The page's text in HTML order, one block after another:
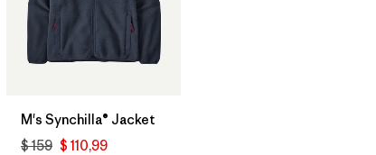
M's Synchilla® Jacket
$ 159 $ 110,99